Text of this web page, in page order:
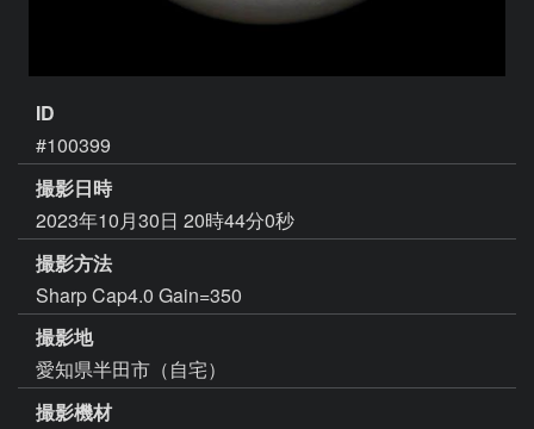
ID
#100399
撮影日時
2023年10月30日 20時44分0秒
撮影方法
Sharp Cap4.0 Gain=350
撮影地
愛知県半田市（自宅）
撮影機材